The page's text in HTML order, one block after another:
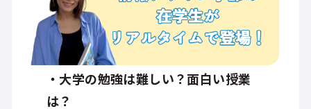
・大学の勉強は難しい？面白い授業
は？